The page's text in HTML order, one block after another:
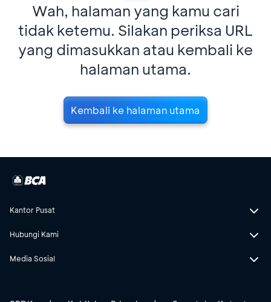
Wah, halaman yang kamu cari
tidak ketemu. Silakan periksa URL
yang dimasukkan atau kembali ke
halaman utama.
Kembali ke halaman utama
Kantor Pusat
Hubungi Kami
Media Sosial